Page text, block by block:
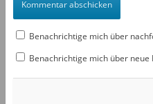
Benachrichtige mich über
Benachrichtige mich über neue